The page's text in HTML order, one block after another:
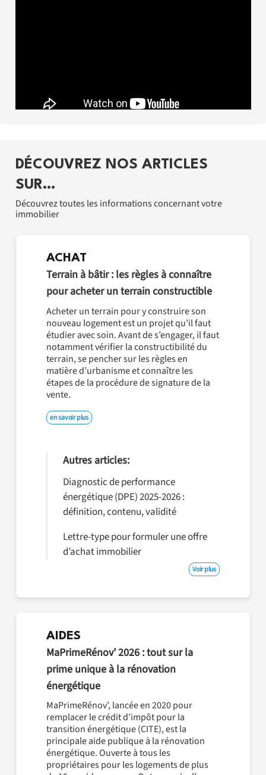
DÉCOUVREZ NOS ARTICLES
SUR…
Découvrez toutes les informations concernant votre
immobilier
ACHAT
Terrain à bâtir : les règles à connaître
pour acheter un terrain constructible
Acheter un terrain pour y construire son
nouveau logement est un projet qu’il faut
étudier avec soin. Avant de s’engager, il faut
notamment vérifier la constructibilité du
terrain, se pencher sur les règles en
matière d’urbanisme et connaître les
étapes de la procédure de signature de la
vente.
en savoir plus
Autres articles:
Diagnostic de performance
énergétique (DPE) 2025-2026 :
définition, contenu, validité
Lettre-type pour formuler une offre
d’achat immobilier
Voir plus
AIDES
MaPrimeRénov’ 2026 : tout sur la
prime unique à la rénovation
énergétique
MaPrimeRénov’, lancée en 2020 pour
remplacer le crédit d’impôt pour la
transition énergétique (CITE), est la
principale aide publique à la rénovation
énergétique. Ouverte à tous les
propriétaires pour les logements de plus